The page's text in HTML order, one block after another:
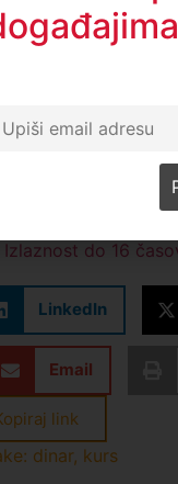
Pazaru, prijave
stvarno donosi
Pazaru u
pobedila u svih 10
do 16
LinkedIn
Email
link
dinar, kurs